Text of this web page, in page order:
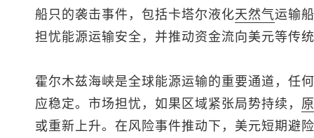
船只的袭击事件，包括卡塔尔液化天然气运输
担忧能源运输安全，并推动资金流向美元等传
霍尔木兹海峡是全球能源运输的重要通道，任
应稳定。市场担忧，如果区域紧张局势持续，
或重新上升。在风险事件推动下，美元短期避